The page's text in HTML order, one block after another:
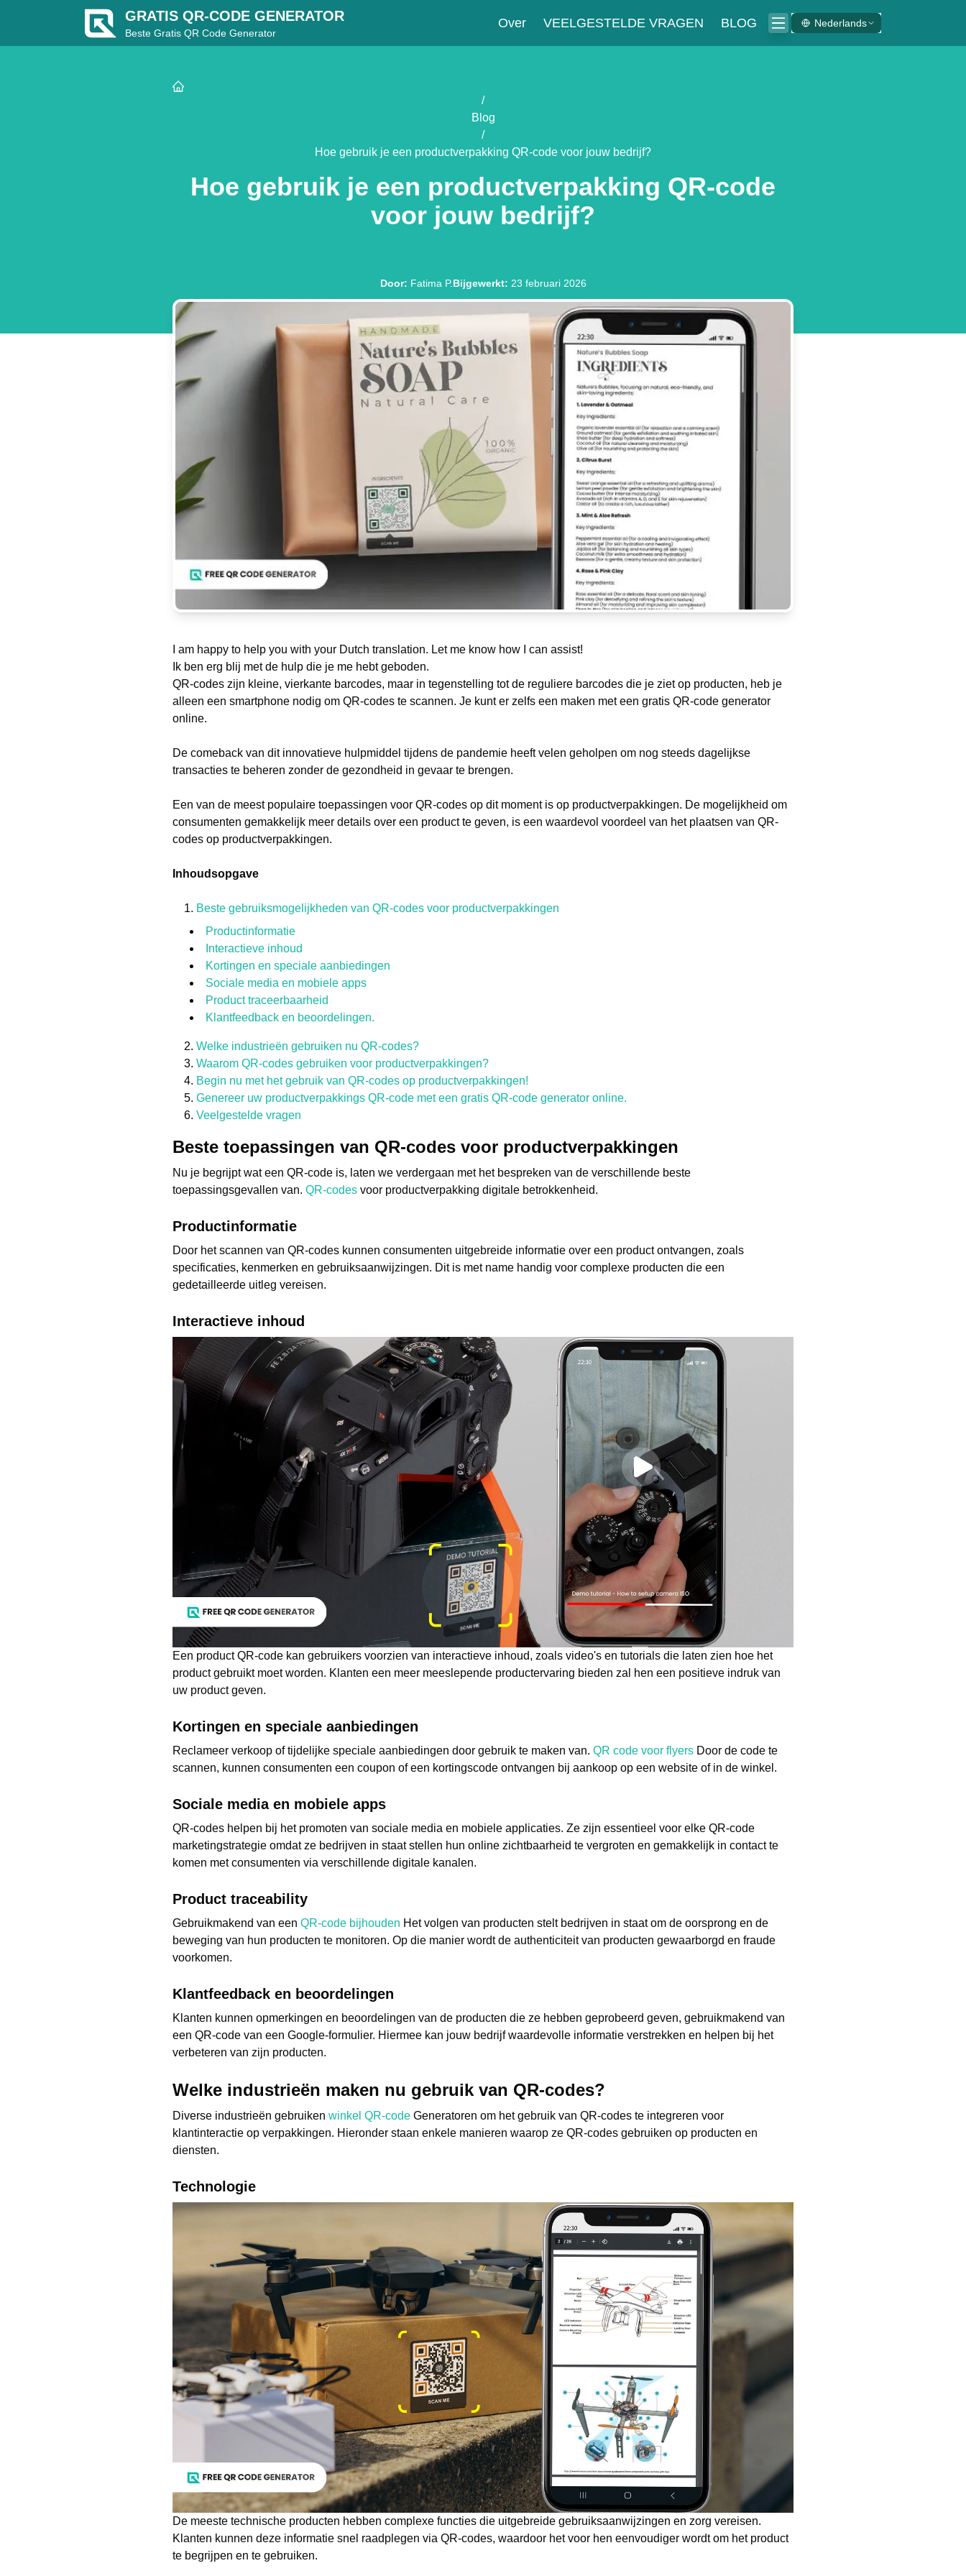
GRATIS QR-CODE GENERATOR
Beste Gratis QR Code Generator
Over VEELGESTELDE VRAGEN BLOG Nederlands
/
Blog
/
Hoe gebruik je een productverpakking QR-code voor jouw bedrijf?
Hoe gebruik je een productverpakking QR-code
voor jouw bedrijf?
Door: Fatima P.Bijgewerkt: 23 februari 2026
I am happy to help you with your Dutch translation. Let me know how I can assist!
Ik ben erg blij met de hulp die je me hebt geboden.
QR-codes zijn kleine, vierkante barcodes, maar in tegenstelling tot de reguliere barcodes die je ziet op producten, heb je
alleen een smartphone nodig om QR-codes te scannen. Je kunt er zelfs een maken met een gratis QR-code generator
online.
De comeback van dit innovatieve hulpmiddel tijdens de pandemie heeft velen geholpen om nog steeds dagelijkse
transacties te beheren zonder de gezondheid in gevaar te brengen.
Een van de meest populaire toepassingen voor QR-codes op dit moment is op productverpakkingen. De mogelijkheid om
consumenten gemakkelijk meer details over een product te geven, is een waardevol voordeel van het plaatsen van QR-
codes op productverpakkingen.
Inhoudsopgave
Beste gebruiksmogelijkheden van QR-codes voor productverpakkingen
Productinformatie
Interactieve inhoud
Kortingen en speciale aanbiedingen
Sociale media en mobiele apps
Product traceerbaarheid
Klantfeedback en beoordelingen.
Welke industrieën gebruiken nu QR-codes?
Waarom QR-codes gebruiken voor productverpakkingen?
Begin nu met het gebruik van QR-codes op productverpakkingen!
Genereer uw productverpakkings QR-code met een gratis QR-code generator online.
Veelgestelde vragen
Beste toepassingen van QR-codes voor productverpakkingen
Nu je begrijpt wat een QR-code is, laten we verdergaan met het bespreken van de verschillende beste
toepassingsgevallen van. QR-codes voor productverpakking digitale betrokkenheid.
Productinformatie
Door het scannen van QR-codes kunnen consumenten uitgebreide informatie over een product ontvangen, zoals
specificaties, kenmerken en gebruiksaanwijzingen. Dit is met name handig voor complexe producten die een
gedetailleerde uitleg vereisen.
Interactieve inhoud
Een product QR-code kan gebruikers voorzien van interactieve inhoud, zoals video's en tutorials die laten zien hoe het
product gebruikt moet worden. Klanten een meer meeslepende productervaring bieden zal hen een positieve indruk van
uw product geven.
Kortingen en speciale aanbiedingen
Reclameer verkoop of tijdelijke speciale aanbiedingen door gebruik te maken van. QR code voor flyers Door de code te
scannen, kunnen consumenten een coupon of een kortingscode ontvangen bij aankoop op een website of in de winkel.
Sociale media en mobiele apps
QR-codes helpen bij het promoten van sociale media en mobiele applicaties. Ze zijn essentieel voor elke QR-code
marketingstrategie omdat ze bedrijven in staat stellen hun online zichtbaarheid te vergroten en gemakkelijk in contact te
komen met consumenten via verschillende digitale kanalen.
Product traceability
Gebruikmakend van een QR-code bijhouden Het volgen van producten stelt bedrijven in staat om de oorsprong en de
beweging van hun producten te monitoren. Op die manier wordt de authenticiteit van producten gewaarborgd en fraude
voorkomen.
Klantfeedback en beoordelingen
Klanten kunnen opmerkingen en beoordelingen van de producten die ze hebben geprobeerd geven, gebruikmakend van
een QR-code van een Google-formulier. Hiermee kan jouw bedrijf waardevolle informatie verstrekken en helpen bij het
verbeteren van zijn producten.
Welke industrieën maken nu gebruik van QR-codes?
Diverse industrieën gebruiken winkel QR-code Generatoren om het gebruik van QR-codes te integreren voor
klantinteractie op verpakkingen. Hieronder staan enkele manieren waarop ze QR-codes gebruiken op producten en
diensten.
Technologie
De meeste technische producten hebben complexe functies die uitgebreide gebruiksaanwijzingen en zorg vereisen.
Klanten kunnen deze informatie snel raadplegen via QR-codes, waardoor het voor hen eenvoudiger wordt om het product
te begrijpen en te gebruiken.